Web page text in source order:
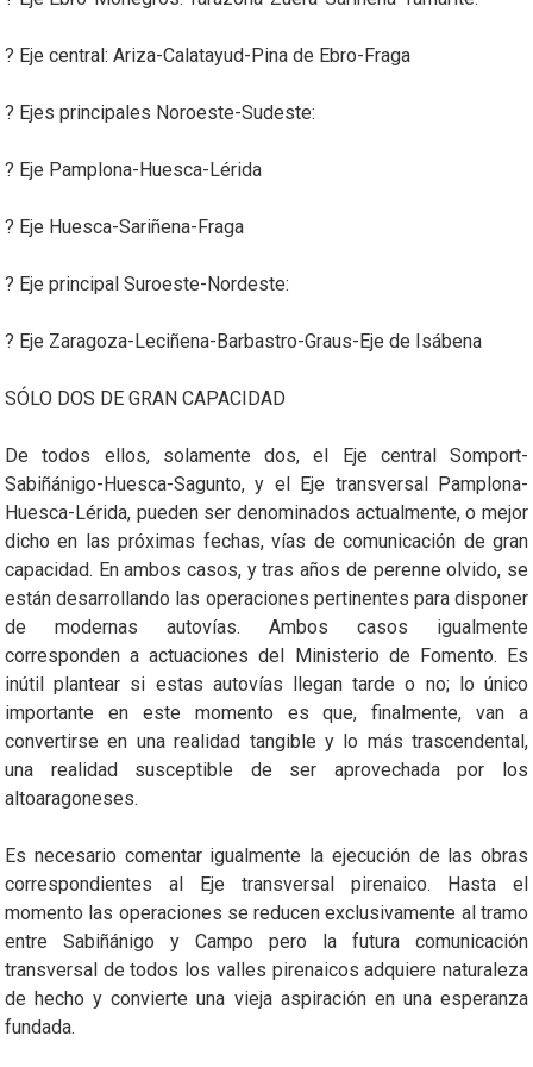
? Eje central: Ariza-Calatayud-Pina de Ebro-Fraga
? Ejes principales Noroeste-Sudeste:
? Eje Pamplona-Huesca-Lérida
? Eje Huesca-Sariñena-Fraga
? Eje principal Suroeste-Nordeste:
? Eje Zaragoza-Leciñena-Barbastro-Graus-Eje de Isábena
SÓLO DOS DE GRAN CAPACIDAD
De todos ellos, solamente dos, el Eje central Somport-
Sabiñánigo-Huesca-Sagunto, y el Eje transversal Pamplona-
Huesca-Lérida, pueden ser denominados actualmente, o mejor
dicho en las próximas fechas, vías de comunicación de gran
capacidad. En ambos casos, y tras años de perenne olvido, se
están desarrollando las operaciones pertinentes para disponer
de modernas autovías. Ambos casos igualmente
corresponden a actuaciones del Ministerio de Fomento. Es
inú­til plantear si estas autovías llegan tarde o no; lo único
importante en este momento es que, finalmente, van a
convertirse en una realidad tangible y lo más trascendental,
una realidad susceptible de ser aprovechada por los
altoaragoneses.
Es necesario comentar igualmente la ejecución de las obras
correspondientes al Eje transversal pirenaico. Hasta el
momento las operaciones se reducen exclusivamente al tramo
entre Sabiñánigo y Campo pero la futura comunicación
transversal de todos los valles pirenaicos adquiere naturaleza
de hecho y convierte una vieja aspiración en una esperanza
fundada.